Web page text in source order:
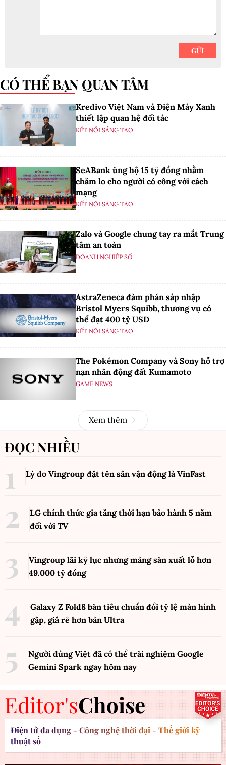
CÓ THỂ BẠN QUAN TÂM
Kredivo Việt Nam và Điện Máy Xanh
thiết lập quan hệ đối tác
KẾT NỐI SÁNG TẠO
SeABank ủng hộ 15 tỷ đồng nhằm
chăm lo cho người có công với cách
mạng
KẾT NỐI SÁNG TẠO
Zalo và Google chung tay ra mắt Trung
tâm an toàn
DOANH NGHIỆP SỐ
AstraZeneca đàm phán sáp nhập
Bristol Myers Squibb, thương vụ có
thể đạt 400 tỷ USD
KẾT NỐI SÁNG TẠO
The Pokémon Company và Sony hỗ trợ
nạn nhân động đất Kumamoto
GAME NEWS
Xem thêm
ĐỌC NHIỀU
Lý do Vingroup đặt tên sân vận động là VinFast
LG chính thức gia tăng thời hạn bảo hành 5 năm
đối với TV
Vingroup lãi kỷ lục nhưng mảng sản xuất lỗ hơn
49.000 tỷ đồng
Galaxy Z Fold8 bản tiêu chuẩn đổi tỷ lệ màn hình
gập, giá rẻ hơn bản Ultra
Người dùng Việt đã có thể trải nghiệm Google
Gemini Spark ngay hôm nay
Editor'sChoise
Điện tử đa dụng - Công nghệ thời đại - Thế giới kỹ
thuật số